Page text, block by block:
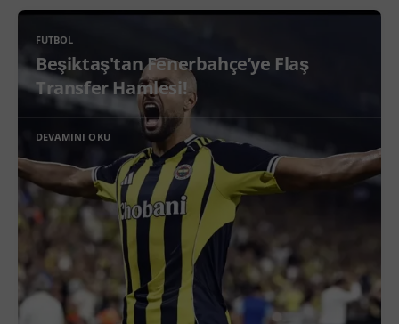
FUTBOL
Beşiktaş'tan Fenerbahçe’ye Flaş
Transfer Hamlesi!
DEVAMINI OKU